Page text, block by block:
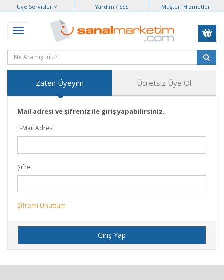
Üye Servisleri Yardım / SSS Müşteri Hizmetleri
Zaten Üyeyim Ücretsiz Üye Ol
Mail adresi ve şifreniz ile giriş yapabilirsiniz.
E-Mail Adresi
Şifre
Şifremi Unuttum